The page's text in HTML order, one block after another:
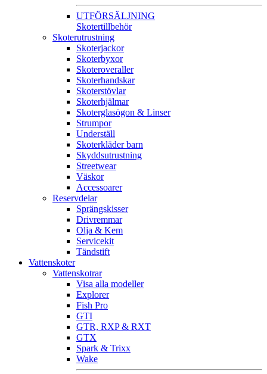
UTFÖRSÄLJNING
Skotertillbehör
Skoterutrustning
Skoterjackor
Skoterbyxor
Skoteroveraller
Skoterhandskar
Skoterstövlar
Skoterhjälmar
Skoterglasögon & Linser
Strumpor
Underställ
Skoterkläder barn
Skyddsutrustning
Streetwear
Väskor
Accessoarer
Reservdelar
Sprängskisser
Drivremmar
Olja & Kem
Servicekit
Tändstift
Vattenskoter
Vattenskotrar
Visa alla modeller
Explorer
Fish Pro
GTI
GTR, RXP & RXT
GTX
Spark & Trixx
Wake